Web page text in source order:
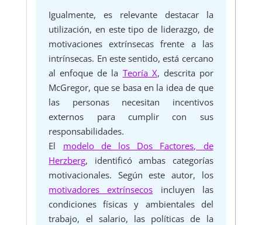
Igualmente, es relevante destacar la
utilización, en este tipo de liderazgo, de
motivaciones extrínsecas frente a las
intrínsecas. En este sentido, está cercano
al enfoque de la Teoría X, descrita por
McGregor, que se basa en la idea de que
las personas necesitan incentivos
externos para cumplir con sus
responsabilidades.
El modelo de los Dos Factores, de
Herzberg, identificó ambas categorías
motivacionales. Según este autor, los
motivadores extrínsecos incluyen las
condiciones físicas y ambientales del
trabajo, el salario, las políticas de la